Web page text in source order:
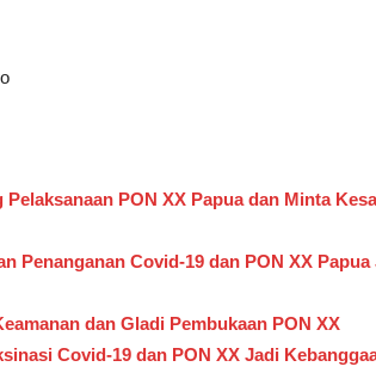
PON XX Papua dan Minta
Penanganan Covid-19 dan PON XX
dan Gladi Pembukaan PON XX
Covid-19 dan PON XX Jadi